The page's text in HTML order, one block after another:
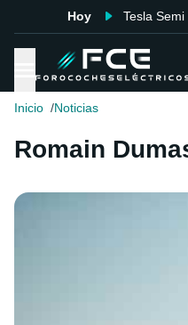
Hoy Tesla Semi
Inicio Noticias
Romain